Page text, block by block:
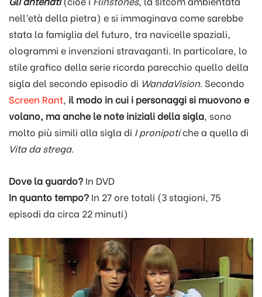
nell’età della pietra) e si immaginava come sarebbe
stata la famiglia del futuro, tra navicelle spaziali,
ologrammi e invenzioni stravaganti. In particolare, lo
stile grafico della serie ricorda parecchio quello della
sigla del secondo episodio di WandaVision. Secondo
Screen Rant, il modo in cui i personaggi si muovono e
volano, ma anche le note iniziali della sigla, sono
molto più simili alla sigla di I pronipotiche a quella di
Vita da strega.
Dove la guardo? In DVD
In quanto tempo? In 27 ore totali (3 stagioni, 75
episodi da circa 22 minuti)